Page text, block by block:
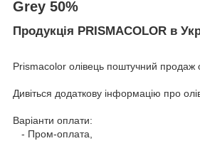
Grey 50%
Продукція PRISMACOLOR в
Prismacolor олівець поштучний продаж
Дивіться додаткову інформацію про
Варіанти оплати:
- Пром-оплата,